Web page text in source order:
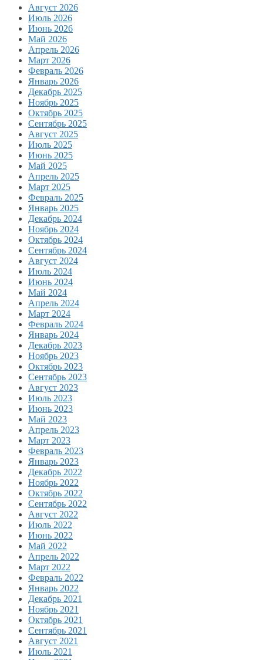
Август 2026
Июль 2026
Июнь 2026
Май 2026
Апрель 2026
Март 2026
Февраль 2026
Январь 2026
Декабрь 2025
Ноябрь 2025
Октябрь 2025
Сентябрь 2025
Август 2025
Июль 2025
Июнь 2025
Май 2025
Апрель 2025
Март 2025
Февраль 2025
Январь 2025
Декабрь 2024
Ноябрь 2024
Октябрь 2024
Сентябрь 2024
Август 2024
Июль 2024
Июнь 2024
Май 2024
Апрель 2024
Март 2024
Февраль 2024
Январь 2024
Декабрь 2023
Ноябрь 2023
Октябрь 2023
Сентябрь 2023
Август 2023
Июль 2023
Июнь 2023
Май 2023
Апрель 2023
Март 2023
Февраль 2023
Январь 2023
Декабрь 2022
Ноябрь 2022
Октябрь 2022
Сентябрь 2022
Август 2022
Июль 2022
Июнь 2022
Май 2022
Апрель 2022
Март 2022
Февраль 2022
Январь 2022
Декабрь 2021
Ноябрь 2021
Октябрь 2021
Сентябрь 2021
Август 2021
Июль 2021